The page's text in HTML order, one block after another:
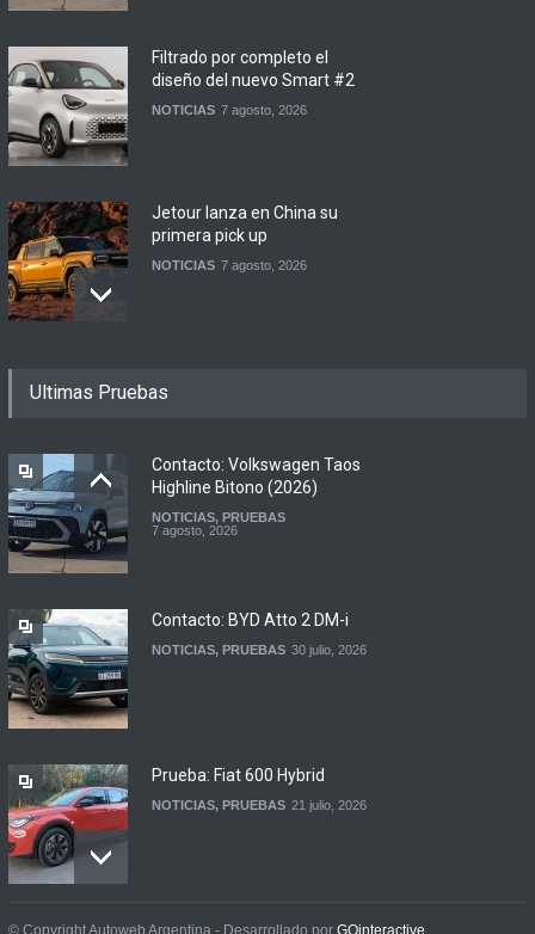
Filtrado por completo el
diseño del nuevo Smart #2
NOTICIAS 7 agosto, 2026
Jetour lanza en China su
primera pick up
NOTICIAS 7 agosto, 2026
renovadas S2 y Skua 150 en
7 agosto, 2026
Argentina y Ecuador
Ultimas Pruebas
Contacto: Volkswagen Taos
Highline Bitono (2026)
NOTICIAS, PRUEBAS
7 agosto, 2026
Contacto: BYD Atto 2 DM-i
NOTICIAS, PRUEBAS 30 julio, 2026
Prueba: Fiat 600 Hybrid
NOTICIAS, PRUEBAS 21 julio, 2026